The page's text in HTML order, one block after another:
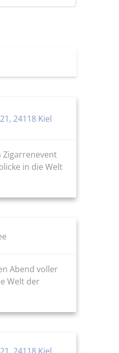
24118 Kiel
Zigarrenevent
in die Welt
Abend voller
Welt der